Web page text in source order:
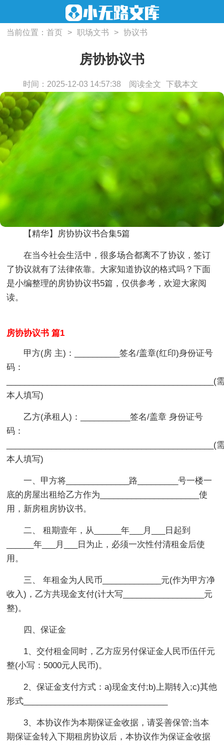
当前位置：首页 > 职场文书 > 协议书
房协协议书
时间：2025-12-03 14:57:38 阅读全文 下载本文
【精华】房协协议书合集5篇
在当今社会生活中，很多场合都离不了协议，签订
了协议就有了法律依靠。大家知道协议的格式吗？下面
是小编整理的房协协议书5篇，仅供参考，欢迎大家阅
读。
房协协议书 篇1
甲方(房 主)：__________签名/盖章(红印)身份证号
码：
______________________________________________(
本人填写)
乙方(承租人)：___________签名/盖章 身份证号
码：
______________________________________________(
本人填写)
一、甲方将______________路_________号一楼一
底的房屋出租给乙方作为______________________使
用，新房租房协议书。
二、 租期壹年，从______年___月___日起到
______年___月___日为止，必须一次性付清租金后使
用。
三、 年租金为人民币_____________元(作为甲方净
收入)，乙方共现金支付(计大写__________________元
整)。
四、保证金
1、交付租金同时，乙方应另付保证金人民币伍仟元
整(小写：5000元人民币)。
2、保证金支付方式：a)现金支付;b)上期转入;c)其他
形式________________________________
3、本协议作为本期保证金收据，请妥善保管;当本
期保证金转入下期租房协议后，本协议作为保证金收据